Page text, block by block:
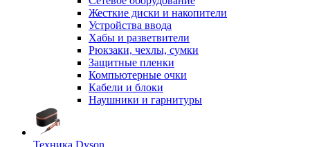
Жесткие диски и накопители
Устройства ввода
Хабы и разветвители
Рюкзаки, чехлы, сумки
Защитные пленки
Компьютерные очки
Кабели и блоки
Наушники и гарнитуры
Техника Dyson